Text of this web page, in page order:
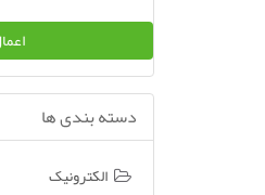
دسته بندی ها
الکترونیک